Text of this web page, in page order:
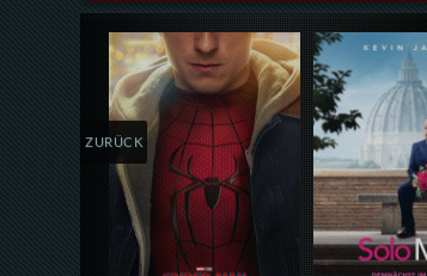
Details,Play Details,Play
ZURÜCK